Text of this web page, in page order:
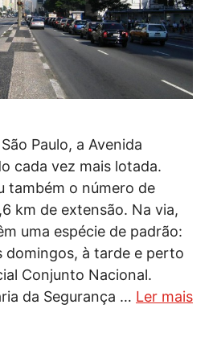
Paulo, a Avenida
cada vez mais lotada.
também o número de
km de extensão. Na via,
uma espécie de padrão:
domingos, à tarde e perto
Conjunto Nacional.
da Segurança … Ler mais